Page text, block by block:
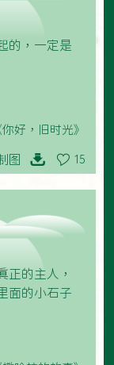
的，一定是
你好，旧时光》
图 15
正的主人，
面的小石子